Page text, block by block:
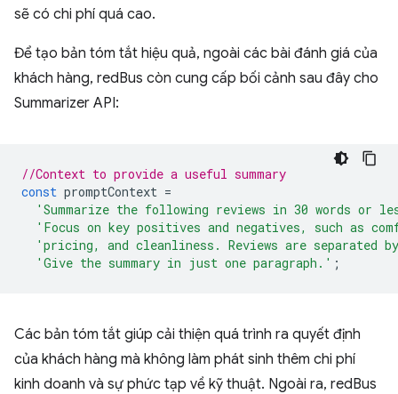
sẽ có chi phí quá cao.
Để tạo bản tóm tắt hiệu quả, ngoài các bài đánh giá của
khách hàng, redBus còn cung cấp bối cảnh sau đây cho
Summarizer API:
//Context to provide a useful summary
const promptContext =
'Summarize the following reviews in 30 words or
'Focus on key positives and negatives, such as
'pricing, and cleanliness. Reviews are separated
'Give the summary in just one paragraph.' ;
Các bản tóm tắt giúp cải thiện quá trình ra quyết định
của khách hàng mà không làm phát sinh thêm chi phí
kinh doanh và sự phức tạp về kỹ thuật. Ngoài ra, redBus